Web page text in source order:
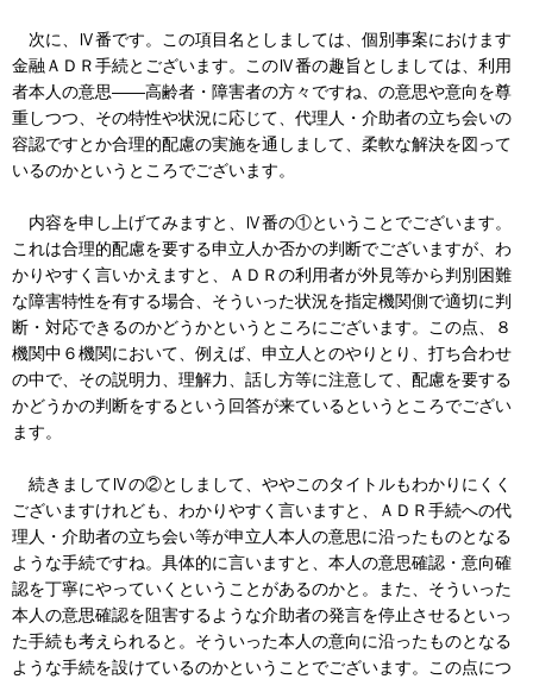
次に、Ⅳ番です。この項目名としましては、個別事案におけます
金融ＡＤＲ手続とございます。このⅣ番の趣旨としましては、利用
者本人の意思――高齢者・障害者の方々ですね、の意思や意向を尊
重しつつ、その特性や状況に応じて、代理人・介助者の立ち会いの
容認ですとか合理的配慮の実施を通しまして、柔軟な解決を図って
いるのかというところでございます。
内容を申し上げてみますと、Ⅳ番の①ということでございます。
これは合理的配慮を要する申立人か否かの判断でございますが、わ
かりやすく言いかえますと、ＡＤＲの利用者が外見等から判別困難
な障害特性を有する場合、そういった状況を指定機関側で適切に判
断・対応できるのかどうかというところにございます。この点、８
機関中６機関において、例えば、申立人とのやりとり、打ち合わせ
の中で、その説明力、理解力、話し方等に注意して、配慮を要する
かどうかの判断をするという回答が来ているというところでござい
ます。
続きましてⅣの②としまして、ややこのタイトルもわかりにくく
ございますけれども、わかりやすく言いますと、ＡＤＲ手続への代
理人・介助者の立ち会い等が申立人本人の意思に沿ったものとなる
ような手続ですね。具体的に言いますと、本人の意思確認・意向確
認を丁寧にやっていくということがあるのかと。また、そういった
本人の意思確認を阻害するような介助者の発言を停止させるといっ
た手続も考えられると。そういった本人の意向に沿ったものとなる
ような手続を設けているのかということでございます。この点につ